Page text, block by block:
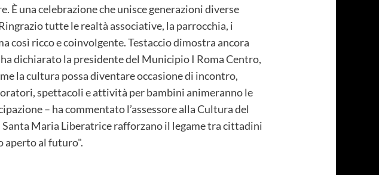
una celebrazione che unisce generazioni diverse
tutte le realtà associative, la parrocchia, i
ricco e coinvolgente. Testaccio dimostra ancora
dichiarato la presidente del Municipio I Roma Centro,
la cultura possa diventare occasione di incontro,
spettacoli e attività per bambini animeranno le
– ha commentato l’assessore alla Cultura del
Maria Liberatrice rafforzano il legame tra cittadini
aperto al futuro".